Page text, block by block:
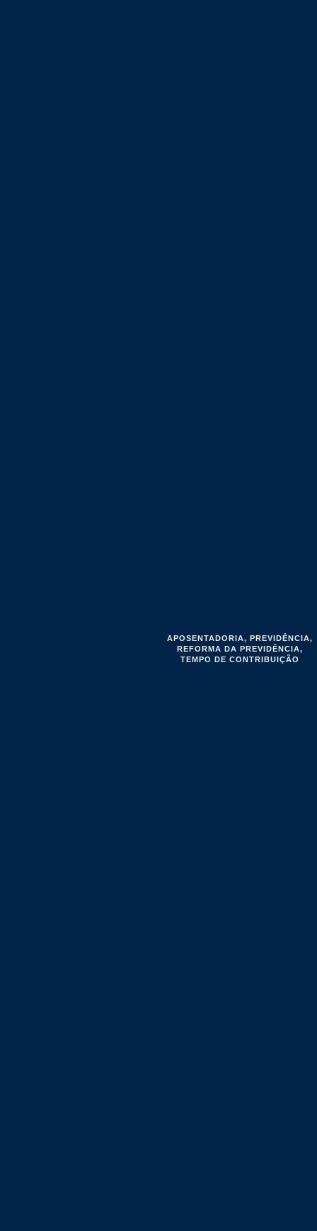
APOSENTADORIA, PREVIDÊNCIA,
REFORMA DA PREVIDÊNCIA,
TEMPO DE CONTRIBUIÇÃO